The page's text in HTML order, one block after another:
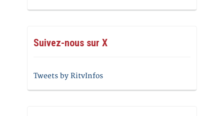
Suivez-nous sur X
Tweets by RitvInfos